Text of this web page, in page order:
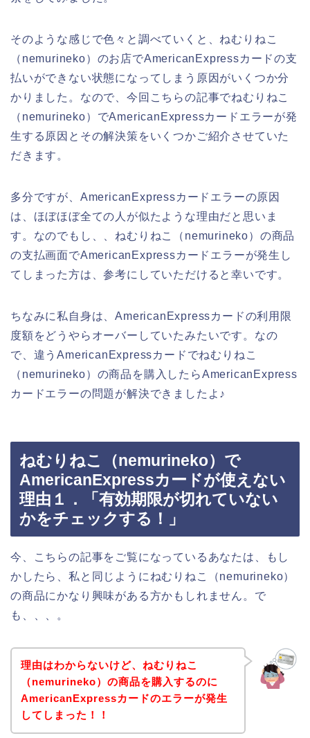
そのような感じで色々と調べていくと、ねむりねこ
（nemurineko）のお店でAmericanExpressカードの支
払いができない状態になってしまう原因がいくつか分
かりました。なので、今回こちらの記事でねむりねこ
（nemurineko）でAmericanExpressカードエラーが発
生する原因とその解決策をいくつかご紹介させていた
だきます。
多分ですが、AmericanExpressカードエラーの原因
は、ほぼほぼ全ての人が似たような理由だと思いま
す。なのでもし、、ねむりねこ（nemurineko）の商品
の支払画面でAmericanExpressカードエラーが発生し
てしまった方は、参考にしていただけると幸いです。
ちなみに私自身は、AmericanExpressカードの利用限
度額をどうやらオーバーしていたみたいです。なの
で、違うAmericanExpressカードでねむりねこ
（nemurineko）の商品を購入したらAmericanExpress
カードエラーの問題が解決できましたよ♪
ねむりねこ（nemurineko）で
AmericanExpressカードが使えない
理由１．「有効期限が切れていない
かをチェックする！」
今、こちらの記事をご覧になっているあなたは、もし
かしたら、私と同じようにねむりねこ（nemurineko）
の商品にかなり興味がある方かもしれません。で
も、、、。
理由はわからないけど、ねむりねこ
（nemurineko）の商品を購入するのに
AmericanExpressカードのエラーが発生
してしまった！！